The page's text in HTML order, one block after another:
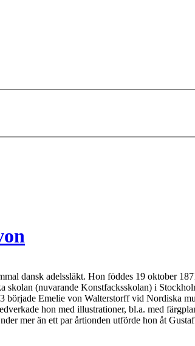
dansk adelssläkt. Hon föddes 19 oktober
skolan (nuvarande Konstfacksskolan) i
Emelie von Walterstorff vid Nordiska
hon med illustrationer, bl.a. med
mer än ett par årtionden utförde hon åt